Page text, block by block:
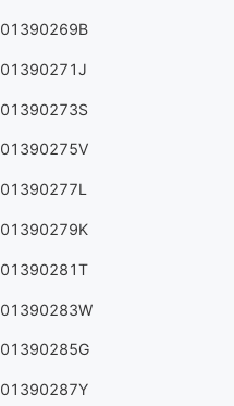
01390269B
01390271J
01390273S
01390275V
01390277L
01390279K
01390281T
01390283W
01390285G
01390287Y